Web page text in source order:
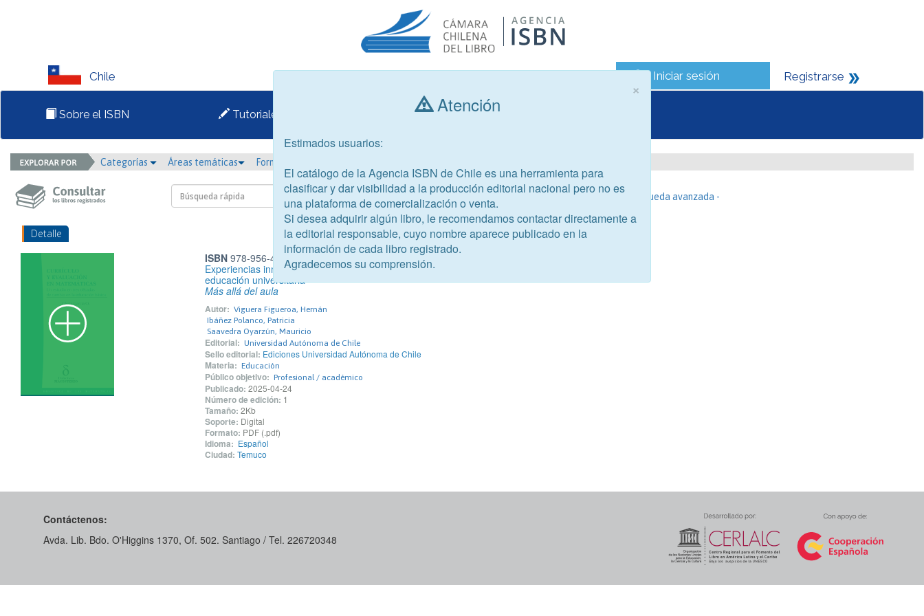
Chile Iniciar sesión Registrarse
Sobre el ISBN Tutoriales Consultar libros
Categorías Áreas temáticas Formato
- Búsqueda avanzada -
Detalle
ISBN978-956-417-108-1
Experiencias inmersivas y colaborativas en la
educación universitaria
Más allá del aula
Autor: Viguera Figueroa, Hernán
Ibáñez Polanco, Patricia
Saavedra Oyarzún, Mauricio
Editorial: Universidad Autónoma de Chile
Sello editorial: Ediciones Universidad Autónoma de Chile
Materia: Educación
Público objetivo: Profesional / académico
Publicado: 2025-04-24
Número de edición: 1
Tamaño: 2Kb
Soporte: Digital
Formato: PDF (.pdf)
Idioma: Español
Ciudad: Temuco
Contáctenos:
Avda. Lib. Bdo. O'Higgins 1370, Of. 502. Santiago / Tel. 226720348
×
Atención
Estimados usuarios:
El catálogo de la Agencia ISBN de Chile es una herramienta para
clasificar y dar visibilidad a la producción editorial nacional pero no es
una plataforma de comercialización o venta.
Si desea adquirir algún libro, le recomendamos contactar directamente a
la editorial responsable, cuyo nombre aparece publicado en la
información de cada libro registrado.
Agradecemos su comprensión.